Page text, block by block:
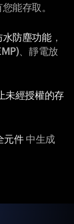
能存取。
防塵功能，
、靜電放
未經授權的存
元件中生成